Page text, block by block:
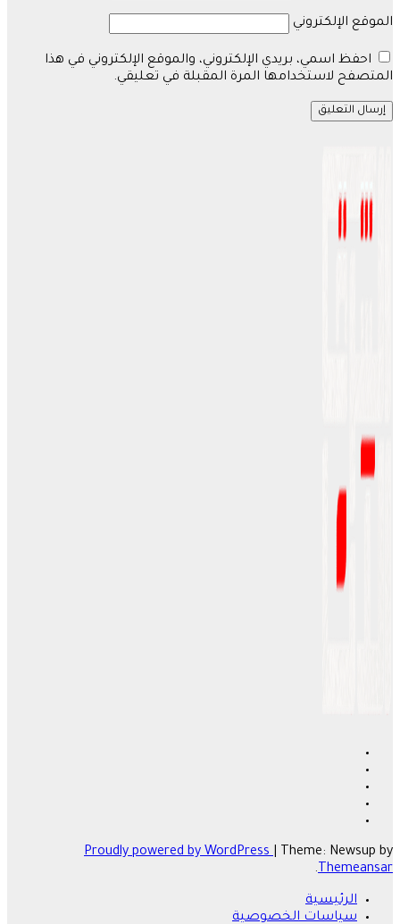
الموقع الإلكتروني
احفظ اسمي، بريدي الإلكتروني، والموقع الإلكتروني في هذا
المتصفح لاستخدامها المرة المقبلة في تعليقي.
Proudly powered by WordPress
Theme: Newsup by
Themeansar
.
الرئيسية
سياسات الخصوصية